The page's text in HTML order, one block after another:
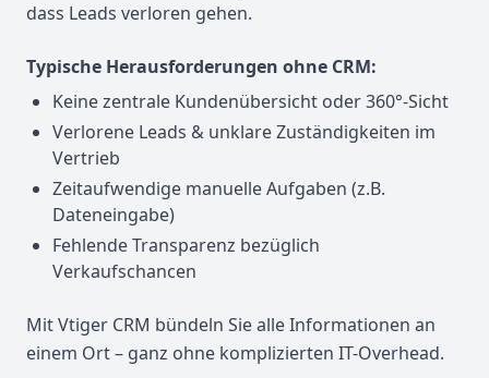
dass Leads verloren gehen.
Typische Herausforderungen ohne CRM:
Keine zentrale Kundenübersicht oder 360°-Sicht
Verlorene Leads & unklare Zuständigkeiten im
Vertrieb
Zeitaufwendige manuelle Aufgaben (z.B.
Dateneingabe)
Fehlende Transparenz bezüglich
Verkaufschancen
Mit Vtiger CRM bündeln Sie alle Informationen an
einem Ort – ganz ohne komplizierten IT-Overhead.